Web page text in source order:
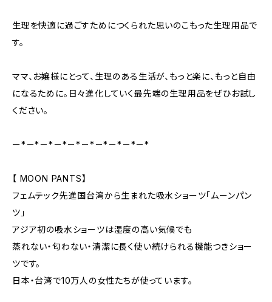
生理を快適に過ごすためにつくられた思いのこもった生理用品で
す。
ママ、お嬢様にとって、生理のある生活が、もっと楽に、もっと自由
になるために。日々進化していく最先端の生理用品をぜひお試し
ください。
ー*－*－*－*－*－*－*－*－*－*
【 MOON PANTS】
フェムテック先進国台湾から生まれた吸水ショーツ「ムーンパン
ツ」
アジア初の吸水ショーツは湿度の高い気候でも
蒸れない・匂わない・清潔に長く使い続けられる機能つきショー
ツです。
​日本・台湾で10万人の女性たちが使っています。